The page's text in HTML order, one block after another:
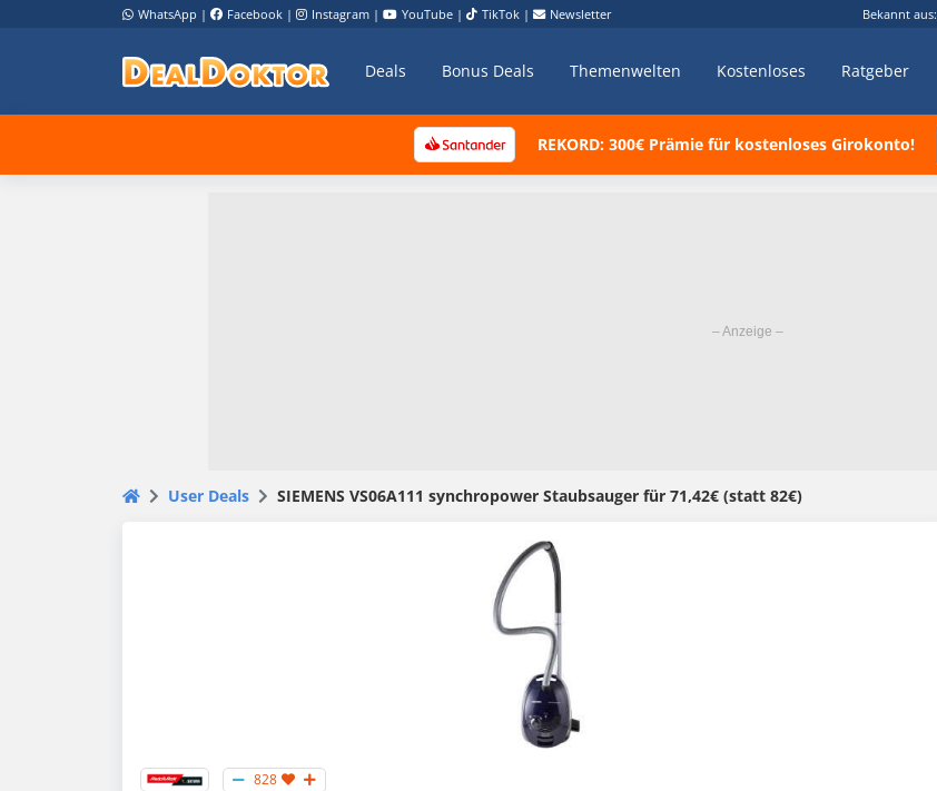
WhatsApp | Facebook | Instagram | YouTube | TikTok | Newsletter Bekannt aus:
Deals Bonus Deals Themenwelten Kostenloses Ratgeber
REKORD: 300€ Prämie für kostenloses Girokonto!
User Deals SIEMENS VS06A111 syn­chro­power Staub­sau­ger für 71,42€ (statt 82€)
828